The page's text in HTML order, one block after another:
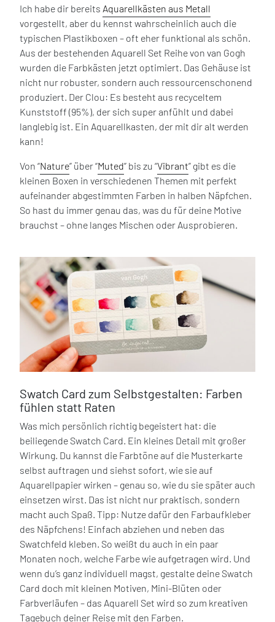
Ich habe dir bereits Aquarellkästen aus Metall
vorgestellt, aber du kennst wahrscheinlich auch die
typischen Plastikboxen – oft eher funktional als schön.
Aus der bestehenden Aquarell Set Reihe von van Gogh
wurden die Farbkästen jetzt optimiert. Das Gehäuse ist
nicht nur robuster, sondern auch ressourcenschonend
produziert. Der Clou: Es besteht aus recyceltem
Kunststoff (95%), der sich super anfühlt und dabei
langlebig ist. Ein Aquarellkasten, der mit dir alt werden
kann!
Von “Nature” über “Muted” bis zu “Vibrant” gibt es die
kleinen Boxen in verschiedenen Themen mit perfekt
aufeinander abgestimmten Farben in halben Näpfchen.
So hast du immer genau das, was du für deine Motive
brauchst – ohne langes Mischen oder Ausprobieren.
Swatch Card zum Selbstgestalten: Farben
fühlen statt Raten
Was mich persönlich richtig begeistert hat: die
beiliegende Swatch Card. Ein kleines Detail mit großer
Wirkung. Du kannst die Farbtöne auf die Musterkarte
selbst auftragen und siehst sofort, wie sie auf
Aquarellpapier wirken – genau so, wie du sie später auch
einsetzen wirst. Das ist nicht nur praktisch, sondern
macht auch Spaß. Tipp: Nutze dafür den Farbaufkleber
des Näpfchens! Einfach abziehen und neben das
Swatchfeld kleben. So weißt du auch in ein paar
Monaten noch, welche Farbe wie aufgetragen wird. Und
wenn du’s ganz individuell magst, gestalte deine Swatch
Card doch mit kleinen Motiven, Mini-Blüten oder
Farbverläufen – das Aquarell Set wird so zum kreativen
Tagebuch deiner Reise mit den Farben.